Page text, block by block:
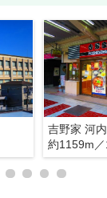
吉野家 河
約1159m